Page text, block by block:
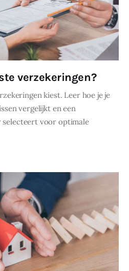
verzekeringen?
kiest. Leer hoe je je
vergelijkt en een
voor optimale
DELEN